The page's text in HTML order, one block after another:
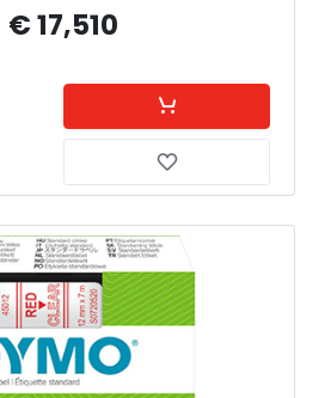
€ 17,510